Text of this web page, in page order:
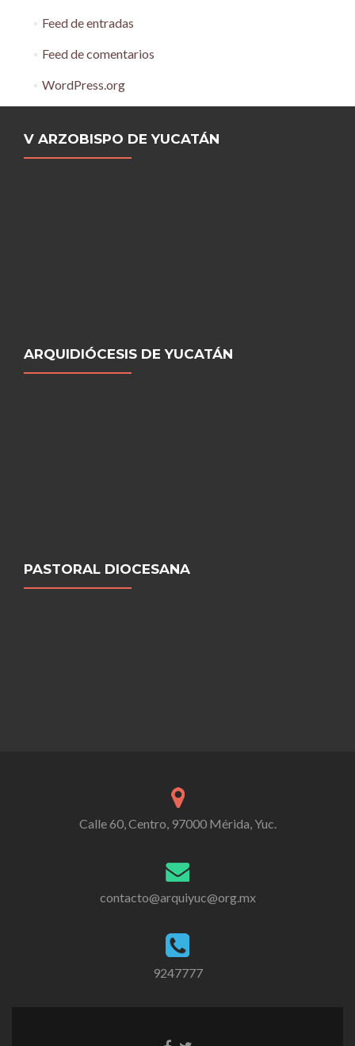
Feed de entradas
Feed de comentarios
WordPress.org
V ARZOBISPO DE YUCATÁN
ARQUIDIÓCESIS DE YUCATÁN
PASTORAL DIOCESANA
Calle 60, Centro, 97000 Mérida, Yuc.
contacto@arquiyuc@org.mx
9247777